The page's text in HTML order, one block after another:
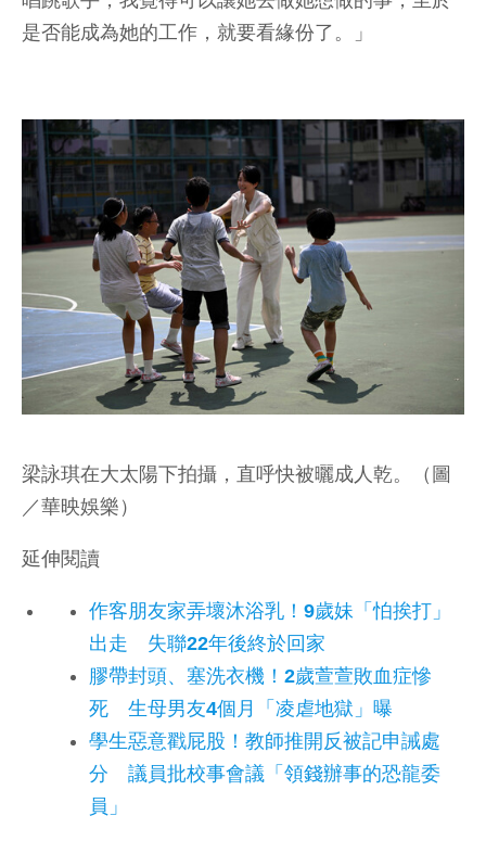
是否能成為她的工作，就要看緣份了。」
梁詠琪在大太陽下拍攝，直呼快被曬成人乾。（圖
／華映娛樂）
延伸閱讀
作客朋友家弄壞沐浴乳！9歲妹「怕挨打」
出走 失聯22年後終於回家
膠帶封頭、塞洗衣機！2歲萱萱敗血症慘
死 生母男友4個月「凌虐地獄」曝
學生惡意戳屁股！教師推開反被記申誡處
分 議員批校事會議「領錢辦事的恐龍委
員」